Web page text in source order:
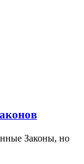
Законы, но